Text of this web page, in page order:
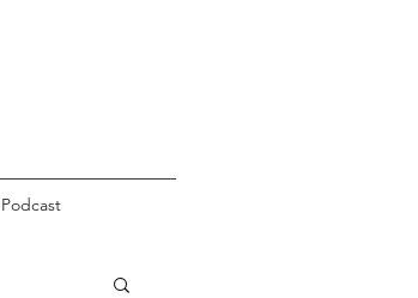
Podcast